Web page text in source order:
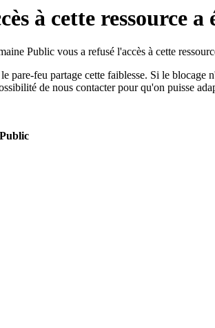
à cette ressource a
Public vous a refusé l'accès à cette
pare-feu partage cette faiblesse. Si le
de nous contacter pour qu'on puisse